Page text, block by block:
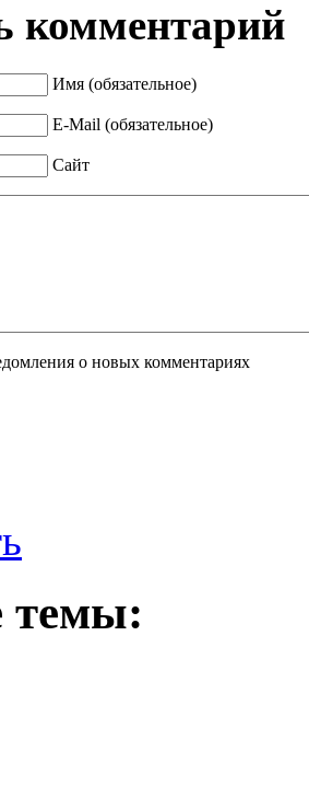
комментарий
Имя (обязательное)
E-Mail (обязательное)
Сайт
о новых комментариях
темы: